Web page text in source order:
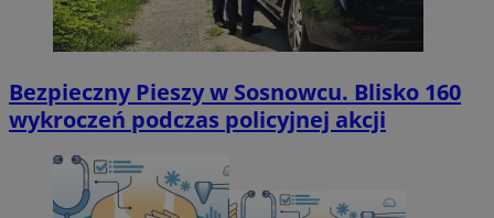
Bezpieczny Pieszy w Sosnowcu. Blisko 160
wykroczeń podczas policyjnej akcji